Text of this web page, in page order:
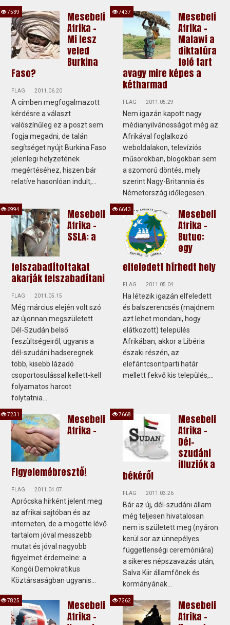
Mesebeli
Afrika -
Mi lesz
veled
Burkina
Faso?
FLAG 2011.06.20
A címben megfogalmazott
kérdésre a választ
valószínűleg ez a poszt sem
fogja megadni, de talán
segítséget nyújt Burkina Faso
jelenlegi helyzetének
megértéséhez, hiszen bár
relatíve hasonlóan indult,...
7539
Mesebeli
Afrika -
Malawi a
diktatúra
felé tart
avagy mire képes a
kétharmad
FLAG 2011.05.29
Nem igazán kapott nagy
médianyilvánosságot még az
Afrikával foglalkozó
weboldalakon, televíziós
műsorokban, blogokban sem
a szomorú döntés, mely
szerint Nagy-Britannia és
Németország időlegesen...
7437
Mesebeli
Afrika -
SSLA: a
felszabadítottakat
akarják felszabadítani
FLAG 2011.05.15
Még március elején volt szó
az újonnan megszületett
Dél-Szudán belső
feszültségeiről, ugyanis a
dél-szudáni hadseregnek
több, kisebb lázadó
csoportosulással kellett-kell
folyamatos harcot
folytatnia...
6994
Mesebeli
Afrika -
Butuo:
egy
elfeledett hírhedt hely
FLAG 2011.05.04
Ha létezik igazán elfeledett
és balszerencsés (majdnem
azt lehet mondani, hogy
elátkozott) település
Afrikában, akkor a Libéria
északi részén, az
elefántcsontparti határ
mellett fekvő kis település,...
6643
Mesebeli
Afrika -
Figyelemébresztő!
FLAG 2011.04.07
Aprócska hírként jelent meg
az afrikai sajtóban és az
interneten, de a mögötte lévő
tartalom jóval messzebb
mutat és jóval nagyobb
figyelmet érdemelne: a
Kongói Demokratikus
Köztársaságban ugyanis...
7231
Mesebeli
Afrika -
Dél-
szudáni
illuziók a
békéről
FLAG 2011.03.26
Bár az új, dél-szudáni állam
még teljesen hivatalosan
nem is született meg (nyáron
kerül sor az ünnepélyes
függetlenségi ceremóniára)
a sikeres népszavazás után,
Salva Kiir államfőnek és
kormányának...
7668
Mesebeli
Afrika -
7825
Mesebeli
Afrika -
7262